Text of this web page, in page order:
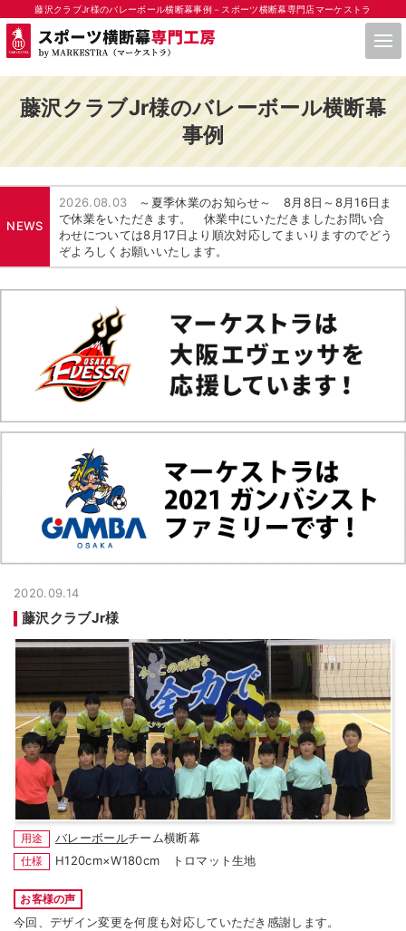
藤沢クラブJr様のバレーボール横断幕事例－スポーツ横断幕専門店マーケストラ
藤沢クラブJr様のバレーボール横断幕
事例
NEWS
2026.08.03
～夏季休業のお知らせ～ 8月8日～8月16日ま
で休業をいただきます。 休業中にいただきましたお問い合
わせについては8月17日より順次対応してまいりますのでどう
ぞよろしくお願いいたします。
2020.09.14
藤沢クラブJr様
用途 バレーボールチーム横断幕
仕様 H120cm×W180cm トロマット生地
お客様の声
今回、デザイン変更を何度も対応していただき感謝します。